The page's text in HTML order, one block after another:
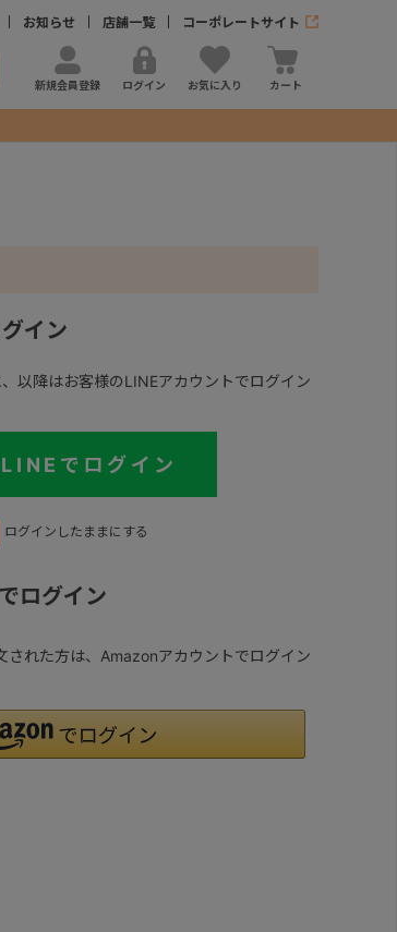
お知らせ 店舗一覧 コーポレートサイト
新規会員登録 ログイン お気に入り カート
イン
以降はお客様のLINEアカウントでログイン
LINEでログイン
ログインしたままにする
ログイン
された方は、Amazonアカウントでログイン